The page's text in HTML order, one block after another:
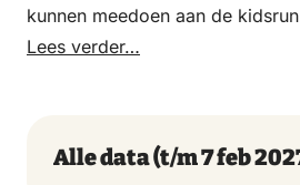
kunnen meedoen aan de
Lees verder…
Alle data(t/m 7 feb